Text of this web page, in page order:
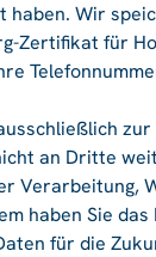
Wir
Zertifikat für
an Dritte
Verarbeitung,
haben Sie das
für die